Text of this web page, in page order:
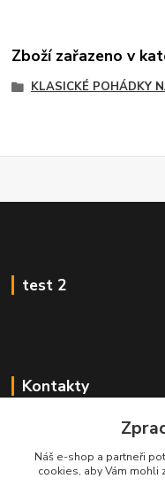
Zboží zařazeno v
KLASICKÉ POHÁDKY
test 2
Kontakty
Zákaznická
+420 222
Náš e-shop a partneři
cookies, aby Vám mohli